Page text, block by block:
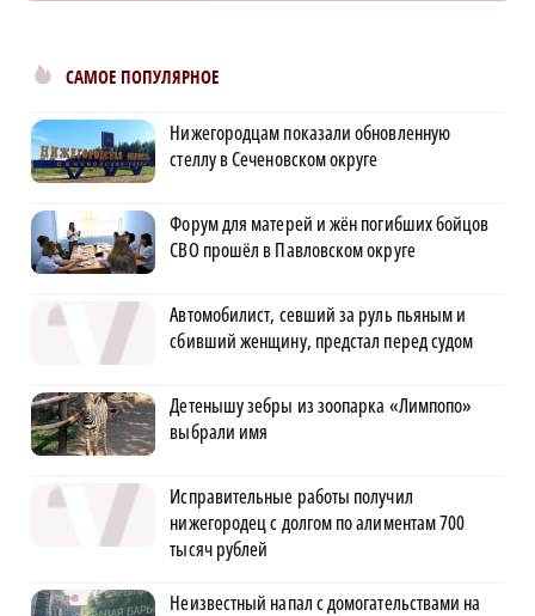
САМОЕ ПОПУЛЯРНОЕ
Нижегородцам показали обновленную
стеллу в Сеченовском округе
Форум для матерей и жён погибших бойцов
СВО прошёл в Павловском округе
Автомобилист, севший за руль пьяным и
сбивший женщину, предстал перед судом
Детенышу зебры из зоопарка «Лимпопо»
выбрали имя
Исправительные работы получил
нижегородец с долгом по алиментам 700
тысяч рублей
Неизвестный напал с домогательствами на